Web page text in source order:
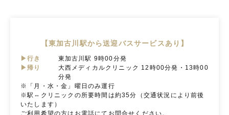
【東加古川駅から送迎バスサービスあり】
▶行き
東加古川駅 9時00分発
▶帰り
大西メディカルクリニック 12時00分発・13時00
分発
※「月・水・金」曜日のみ運行
※駅⇔クリニックの所要時間は約35分（交通状況により前後
いたします）
ご利用希望の方はお電話にてお問合せください。